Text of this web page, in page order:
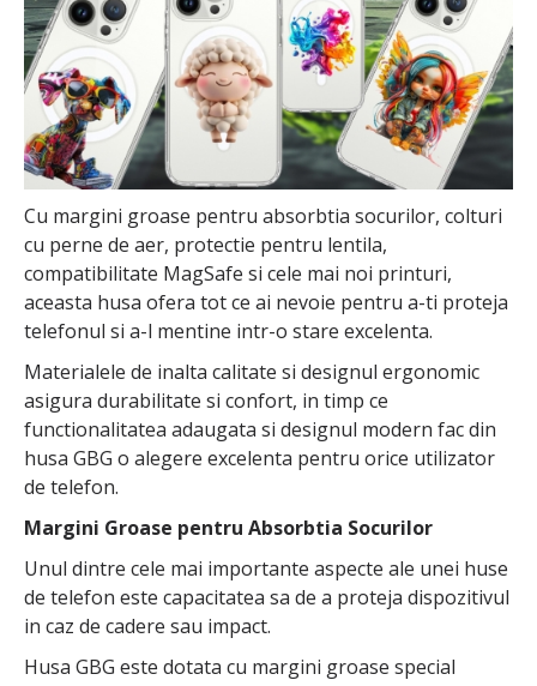
Cu margini groase pentru absorbtia socurilor, colturi
cu perne de aer, protectie pentru lentila,
compatibilitate MagSafe si cele mai noi printuri,
aceasta husa ofera tot ce ai nevoie pentru a-ti proteja
telefonul si a-l mentine intr-o stare excelenta.
Materialele de inalta calitate si designul ergonomic
asigura durabilitate si confort, in timp ce
functionalitatea adaugata si designul modern fac din
husa GBG o alegere excelenta pentru orice utilizator
de telefon.
Margini Groase pentru Absorbtia Socurilor
Unul dintre cele mai importante aspecte ale unei huse
de telefon este capacitatea sa de a proteja dispozitivul
in caz de cadere sau impact.
Husa GBG este dotata cu margini groase special